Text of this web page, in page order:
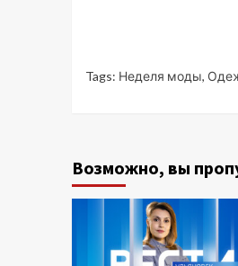
Tags: Неделя моды,
Возможно, вы